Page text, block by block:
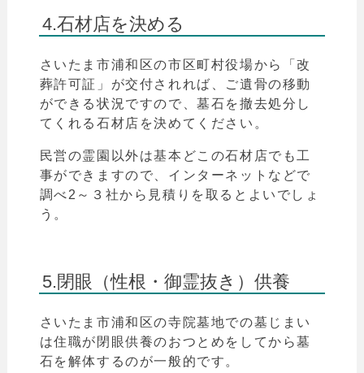
4.石材店を決める
さいたま市浦和区の市区町村役場から 「改
葬許可証」が交付されれば、ご遺骨の移動
ができる状況ですので、墓石を撤去処分し
てくれる石材店を決めてください。
民営の霊園以外は基本どこの石材店でも工
事ができますので、インターネットなどで
調べ2～３社から見積りを取るとよいでしょ
う。
5.閉眼（性根・御霊抜き）供養
さいたま市浦和区の寺院墓地での墓じまい
は住職が閉眼供養のおつとめをしてから墓
石を解体するのが一般的です。